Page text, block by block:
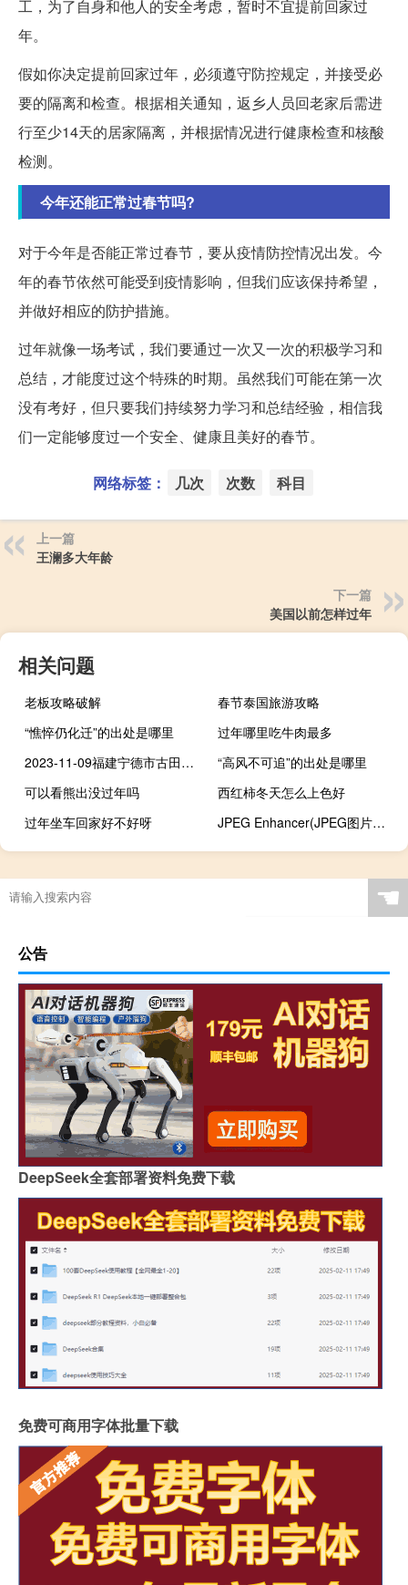
工，为了自身和他人的安全考虑，暂时不宜提前回家过
年。
假如你决定提前回家过年，必须遵守防控规定，并接受必
要的隔离和检查。根据相关通知，返乡人员回老家后需进
行至少14天的居家隔离，并根据情况进行健康检查和核酸
检测。
今年还能正常过春节吗?
对于今年是否能正常过春节，要从疫情防控情况出发。今
年的春节依然可能受到疫情影响，但我们应该保持希望，
并做好相应的防护措施。
过年就像一场考试，我们要通过一次又一次的积极学习和
总结，才能度过这个特殊的时期。虽然我们可能在第一次
没有考好，但只要我们持续努力学习和总结经验，相信我
们一定能够度过一个安全、健康且美好的春节。
网络标签： 几次 次数 科目
上一篇
王澜多大年龄
下一篇
美国以前怎样过年
相关问题
老板攻略破解
春节泰国旅游攻略
“憔悴仍化迁”的出处是哪里
过年哪里吃牛肉最多
2023-11-09福建宁德市古田县(栗蘑)的报价是多少
“高风不可追”的出处是哪里
可以看熊出没过年吗
西红柿冬天怎么上色好
过年坐车回家好不好呀
JPEG Enhancer(JPEG图片修复工具) V1.8 绿色汉化版（JPEG Enhancer(JPEG图片修复工具) V1.8 绿色汉化版功能简介）
☚
公告
DeepSeek全套部署资料免费下载
免费可商用字体批量下载